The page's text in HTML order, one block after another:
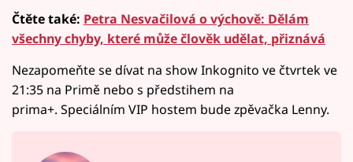
Čtěte také: Petra Nesvačilová o výchově: Dělám
všechny chyby, které může člověk udělat, přiznává
Nezapomeňte se dívat na show Inkognito ve čtvrtek ve
21:35 na Primě nebo s předstihem na
prima+. Speciálním VIP hostem bude zpěvačka Lenny.